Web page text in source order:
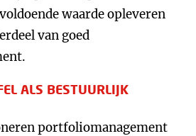
waarde opleveren
van goed
ALS BESTUURLIJK
portfoliomanagement